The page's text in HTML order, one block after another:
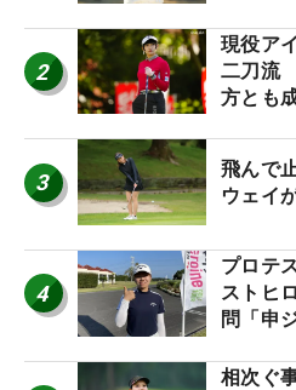
2
現役ア
二刀流
方とも
3
飛んで
ウェイ
4
プロテ
ストヒ
問「申
になり
相次ぐ